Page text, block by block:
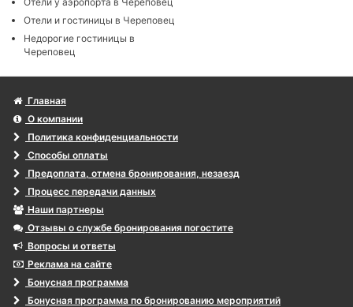
Отели и гостиницы в Череповец
Недорогие гостиницы в
Череповец
Главная
О компании
Политика конфиденциальности
Способы оплаты
Предоплата, отмена бронирования, незаезд
Процесс передачи данных
Наши партнеры
Отзывы о службе бронирования погостите
Вопросы и ответы
Реклама на сайте
Бонусная программа
Бонусная программа по бронированию мероприятий